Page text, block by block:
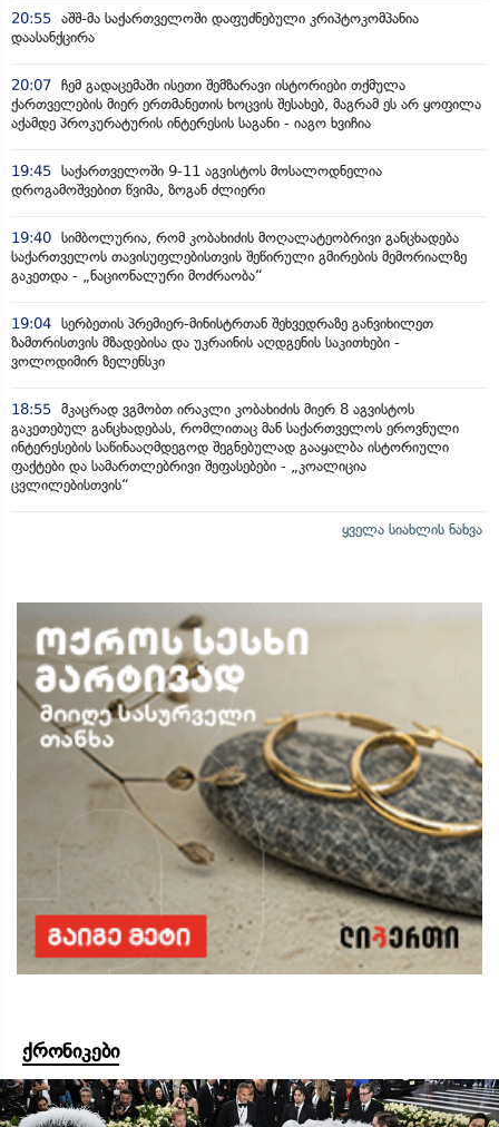
20:55 აშშ-მა საქართველოში დაფუძნებული კრიპტოკომპანია
დაასანქცირა
20:07 ჩემ გადაცემაში ისეთი შემზარავი ისტორიები თქმულა
ქართველების მიერ ერთმანეთის ხოცვის შესახებ, მაგრამ ეს არ ყოფილა
აქამდე პროკურატურის ინტერესის საგანი - იაგო ხვიჩია
19:45 საქართველოში 9-11 აგვისტოს მოსალოდნელია
დროგამოშვებით წვიმა, ზოგან ძლიერი
19:40 სიმბოლურია, რომ კობახიძის მოღალატეობრივი განცხადება
საქართველოს თავისუფლებისთვის შეწირული გმირების მემორიალზე
გაკეთდა - „ნაციონალური მოძრაობა“
19:04 სერბეთის პრემიერ-მინისტრთან შეხვედრაზე განვიხილეთ
ზამთრისთვის მზადებისა და უკრაინის აღდგენის საკითხები -
ვოლოდიმირ ზელენსკი
18:55 მკაცრად ვგმობთ ირაკლი კობახიძის მიერ 8 აგვისტოს
გაკეთებულ განცხადებას, რომლითაც მან საქართველოს ეროვნული
ინტერესების საწინააღმდეგოდ შეგნებულად გააყალბა ისტორიული
ფაქტები და სამართლებრივი შეფასებები - „კოალიცია
ცვლილებისთვის“
ყველა სიახლის ნახვა
ქრონიკები